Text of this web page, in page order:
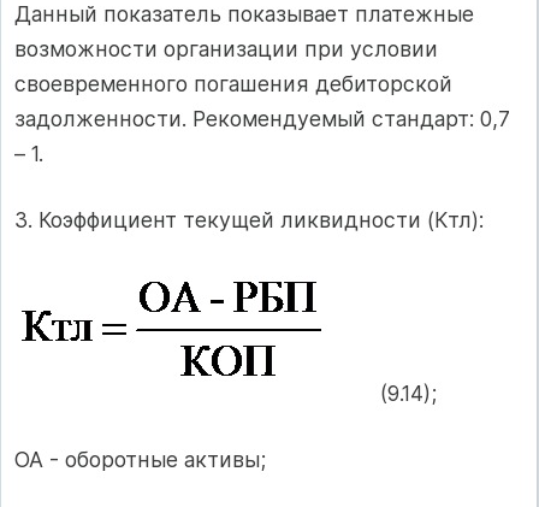
Данный показатель показывает платежные
возможности организации при условии
своевременного погашения дебиторской
задолженности. Рекомендуемый стандарт: 0,7
– 1.
3. Коэффициент текущей ликвидности (Ктл):
(9.14);
ОА - оборотные активы;